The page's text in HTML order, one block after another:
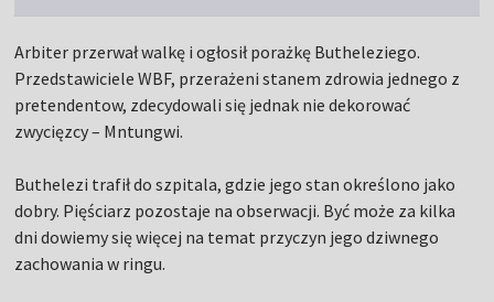
Arbiter przerwał walkę i ogłosił porażkę Butheleziego.
Przedstawiciele WBF, przerażeni stanem zdrowia jednego z
pretendentow, zdecydowali się jednak nie dekorować
zwycięzcy – Mntungwi.
Buthelezi trafił do szpitala, gdzie jego stan określono jako
dobry. Pięściarz pozostaje na obserwacji. Być może za kilka
dni dowiemy się więcej na temat przyczyn jego dziwnego
zachowania w ringu.